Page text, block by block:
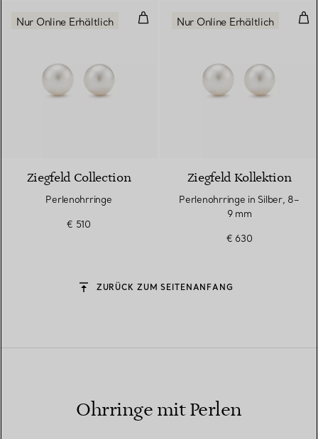
Perlenohrringe
Nur Online Erhältlich
Ziegfeld Collection
Perlenohrringe
€ 510
Nur Online Erhältlich
Ziegfeld Kollektion
Perlenohrringe in Silber, 8–
9 mm
€ 630
ZURÜCK ZUM SEITENANFANG
Ohrringe mit Perlen